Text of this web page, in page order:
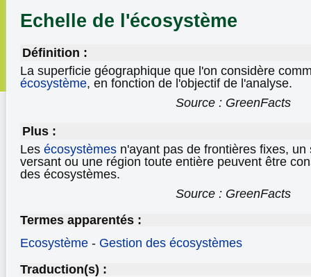
Echelle de l'écosystème
Définition :
La superficie géographique que l'on considère
écosystème, en fonction de l'objectif de l'analyse.
Source : GreenFacts
Plus :
Les écosystèmes n'ayant pas de frontières fixes,
versant ou une région toute entière peuvent être
des écosystèmes.
Source : GreenFacts
Termes apparentés :
Ecosystème - Gestion des écosystèmes
Traduction(s) :